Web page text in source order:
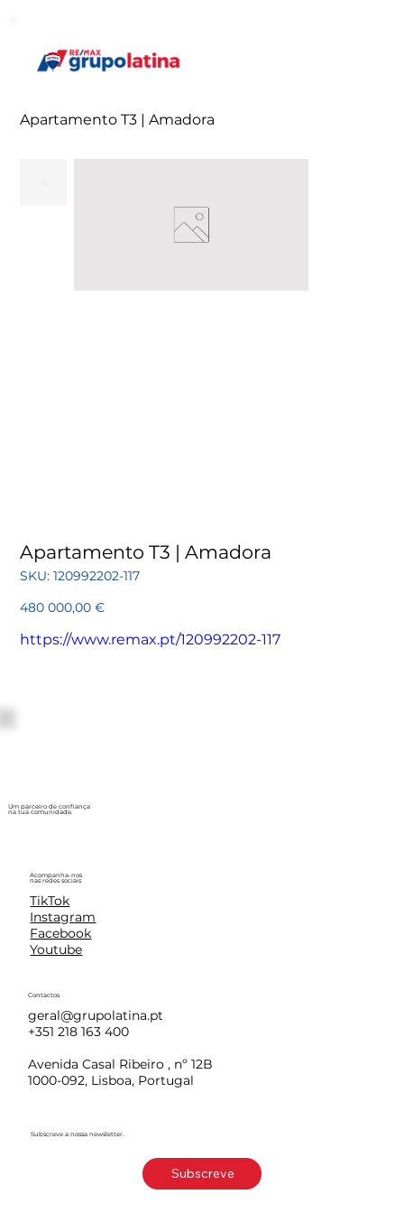
Apartamento T3 | Amadora
Apartamento T3 | Amadora
SKU: SKU
120992202-
120992202-117
Preço
480 000,00 €
https://www.remax.pt/120992202-117
Um parceiro de confiança
na tua comunidade.
Acompanha-nos
nas redes sociais
TikTok
Instagram
Facebook
Youtube
Contactos
geral@grupolatina.pt
+351 218 163 400
Avenida Casal Ribeiro , nº 12B
1000-092, Lisboa, Portugal
Subscreve a nossa newsletter.
Subscreve